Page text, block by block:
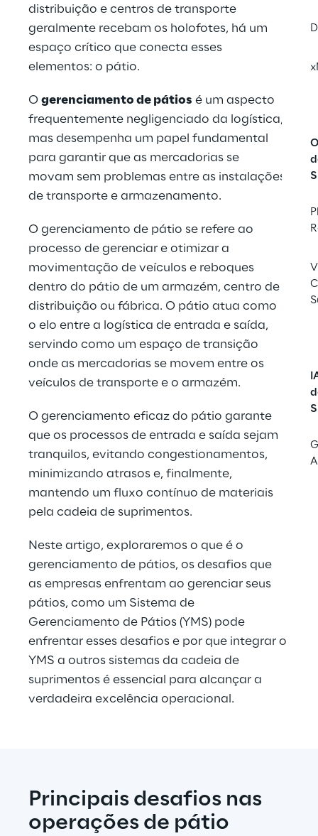
distribuição e centros de transporte
geralmente recebam os holofotes, há um
espaço crítico que conecta esses
elementos: o pátio.
O gerenciamento de pátios é um aspecto
frequentemente negligenciado da logística,
mas desempenha um papel fundamental
para garantir que as mercadorias se
movam sem problemas entre as instalações
de transporte e armazenamento.
O gerenciamento de pátio se refere ao
processo de gerenciar e otimizar a
movimentação de veículos e reboques
dentro do pátio de um armazém, centro de
distribuição ou fábrica. O pátio atua como
o elo entre a logística de entrada e saída,
servindo como um espaço de transição
onde as mercadorias se movem entre os
veículos de transporte e o armazém.
O gerenciamento eficaz do pátio garante
que os processos de entrada e saída sejam
tranquilos, evitando congestionamentos,
minimizando atrasos e, finalmente,
mantendo um fluxo contínuo de materiais
pela cadeia de suprimentos.
Neste artigo, exploraremos o que é o
gerenciamento de pátios, os desafios que
as empresas enfrentam ao gerenciar seus
pátios, como um Sistema de
Gerenciamento de Pátios (YMS) pode
enfrentar esses desafios e por que integrar o
YMS a outros sistemas da cadeia de
suprimentos é essencial para alcançar a
verdadeira excelência operacional.
Principais desafios nas
operações de pátio